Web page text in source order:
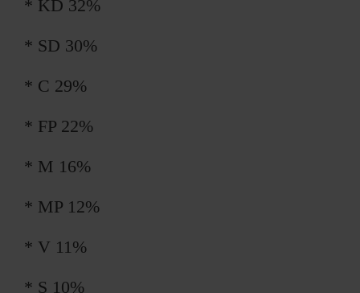
* KD 32%
* SD 30%
* C 29%
* FP 22%
* M 16%
* MP 12%
* V 11%
* S 10%